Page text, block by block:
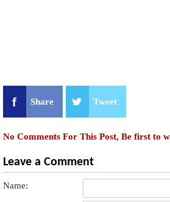
Share Tweet
No Comments For This Post, Be first to
Leave a Comment
Name: